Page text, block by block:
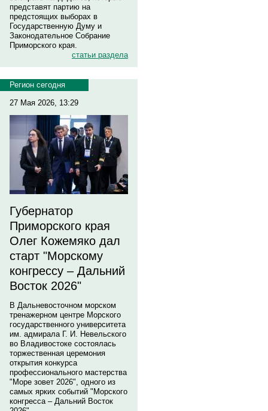
представят партию на
предстоящих выборах в
Государственную Думу и
Законодательное Собрание
Приморского края.
статьи раздела
Регион сегодня
27 Мая 2026, 13:29
Губернатор
Приморского края
Олег Кожемяко дал
старт "Морскому
конгрессу – Дальний
Восток 2026"
В Дальневосточном морском
тренажерном центре Морского
государственного университета
им. адмирала Г. И. Невельского
во Владивостоке состоялась
торжественная церемония
открытия конкурса
профессионального мастерства
"Море зовет 2026", одного из
самых ярких событий "Морского
конгресса – Дальний Восток